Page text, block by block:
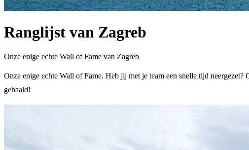
Ranglijst van Zagreb
Onze enige echte Wall of Fame van Zagreb
Onze enige echte Wall of Fame. Heb jij met je team een snelle tijd
gehaald!